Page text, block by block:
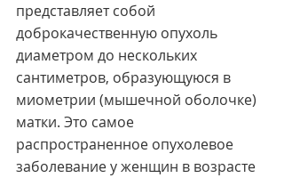
представляет собой
доброкачественную опухоль
диаметром до нескольких
сантиметров, образующуюся в
миометрии (мышечной оболочке)
матки. Это самое
распространенное опухолевое
заболевание у женщин в возрасте